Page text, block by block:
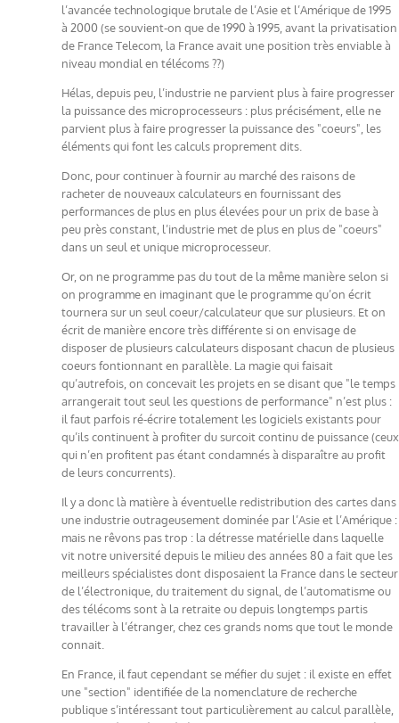
l’avancée technologique brutale de l’Asie et l’Amérique de 1995
à 2000 (se souvient-on que de 1990 à 1995, avant la privatisation
de France Telecom, la France avait une position très enviable à
niveau mondial en télécoms ??)
Hélas, depuis peu, l’industrie ne parvient plus à faire progresser
la puissance des microprocesseurs : plus précisément, elle ne
parvient plus à faire progresser la puissance des "coeurs", les
éléments qui font les calculs proprement dits.
Donc, pour continuer à fournir au marché des raisons de
racheter de nouveaux calculateurs en fournissant des
performances de plus en plus élevées pour un prix de base à
peu près constant, l’industrie met de plus en plus de "coeurs"
dans un seul et unique microprocesseur.
Or, on ne programme pas du tout de la même manière selon si
on programme en imaginant que le programme qu’on écrit
tournera sur un seul coeur/calculateur que sur plusieurs. Et on
écrit de manière encore très différente si on envisage de
disposer de plusieurs calculateurs disposant chacun de plusieus
coeurs fontionnant en parallèle. La magie qui faisait
qu’autrefois, on concevait les projets en se disant que "le temps
arrangerait tout seul les questions de performance" n’est plus :
il faut parfois ré-écrire totalement les logiciels existants pour
qu’ils continuent à profiter du surcoit continu de puissance (ceux
qui n’en profitent pas étant condamnés à disparaître au profit
de leurs concurrents).
Il y a donc là matière à éventuelle redistribution des cartes dans
une industrie outrageusement dominée par l’Asie et l’Amérique :
mais ne rêvons pas trop : la détresse matérielle dans laquelle
vit notre université depuis le milieu des années 80 a fait que les
meilleurs spécialistes dont disposaient la France dans le secteur
de l’électronique, du traitement du signal, de l’automatisme ou
des télécoms sont à la retraite ou depuis longtemps partis
travailler à l’étranger, chez ces grands noms que tout le monde
connait.
En France, il faut cependant se méfier du sujet : il existe en effet
une "section" identifiée de la nomenclature de recherche
publique s’intéressant tout particulièrement au calcul parallèle,